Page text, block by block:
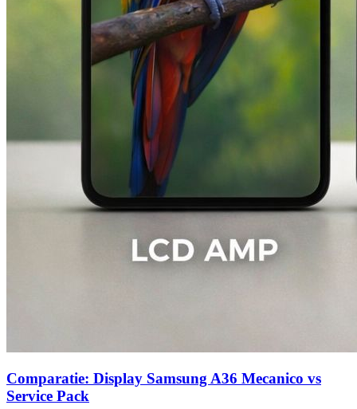
Comparatie: Display Samsung A36 Mecanico vs
Service Pack